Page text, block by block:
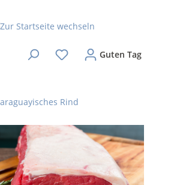
Guten Tag
Rind